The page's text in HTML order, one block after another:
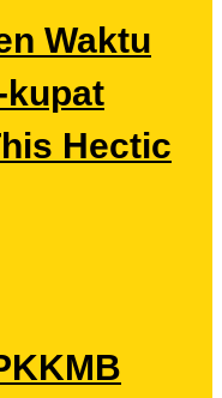
Waktu
kupat
Hectic